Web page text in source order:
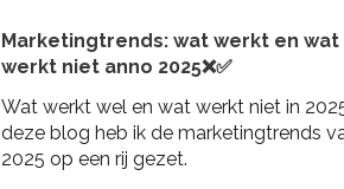
Marketingtrends: wat werkt en wat
werkt niet anno 2025❌✅
Wat werkt wel en wat werkt niet in
deze blog heb ik de marketingtrends
2025 op een rij gezet.